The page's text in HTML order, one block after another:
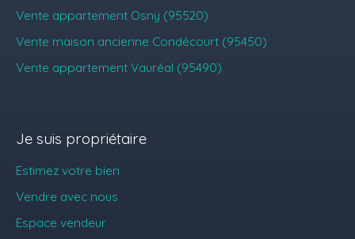
Vente appartement Osny (95520)
Vente maison ancienne Condécourt (95450)
Vente appartement Vauréal (95490)
Je suis propriétaire
Estimez votre bien
Vendre avec nous
Espace vendeur